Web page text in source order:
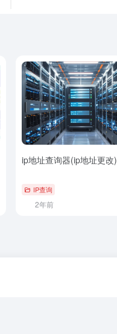
ip地址查询器(ip地址更改)
IP查询
2年前